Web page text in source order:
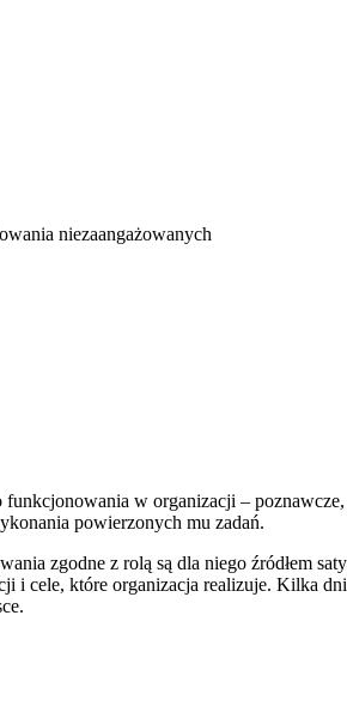
niezaangażowanych
w organizacji –
powierzonych mu zadań.
zgodne z rolą są dla niego źródłem
i cele, które organizacja realizuje. Kilka